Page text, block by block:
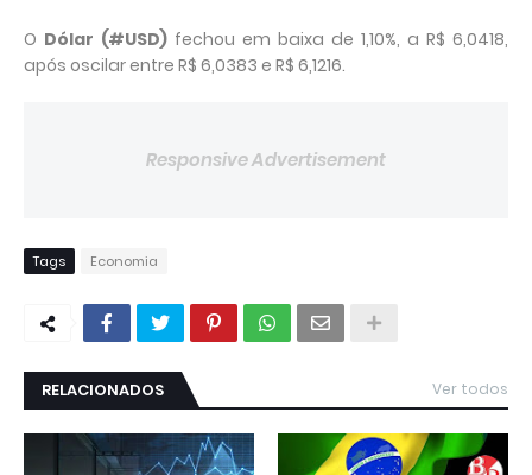
O Dólar (#USD) fechou em baixa de 1,10%, a R$ 6,0418,
após oscilar entre R$ 6,0383 e R$ 6,1216.
Responsive Advertisement
Tags Economia
RELACIONADOS Ver todos